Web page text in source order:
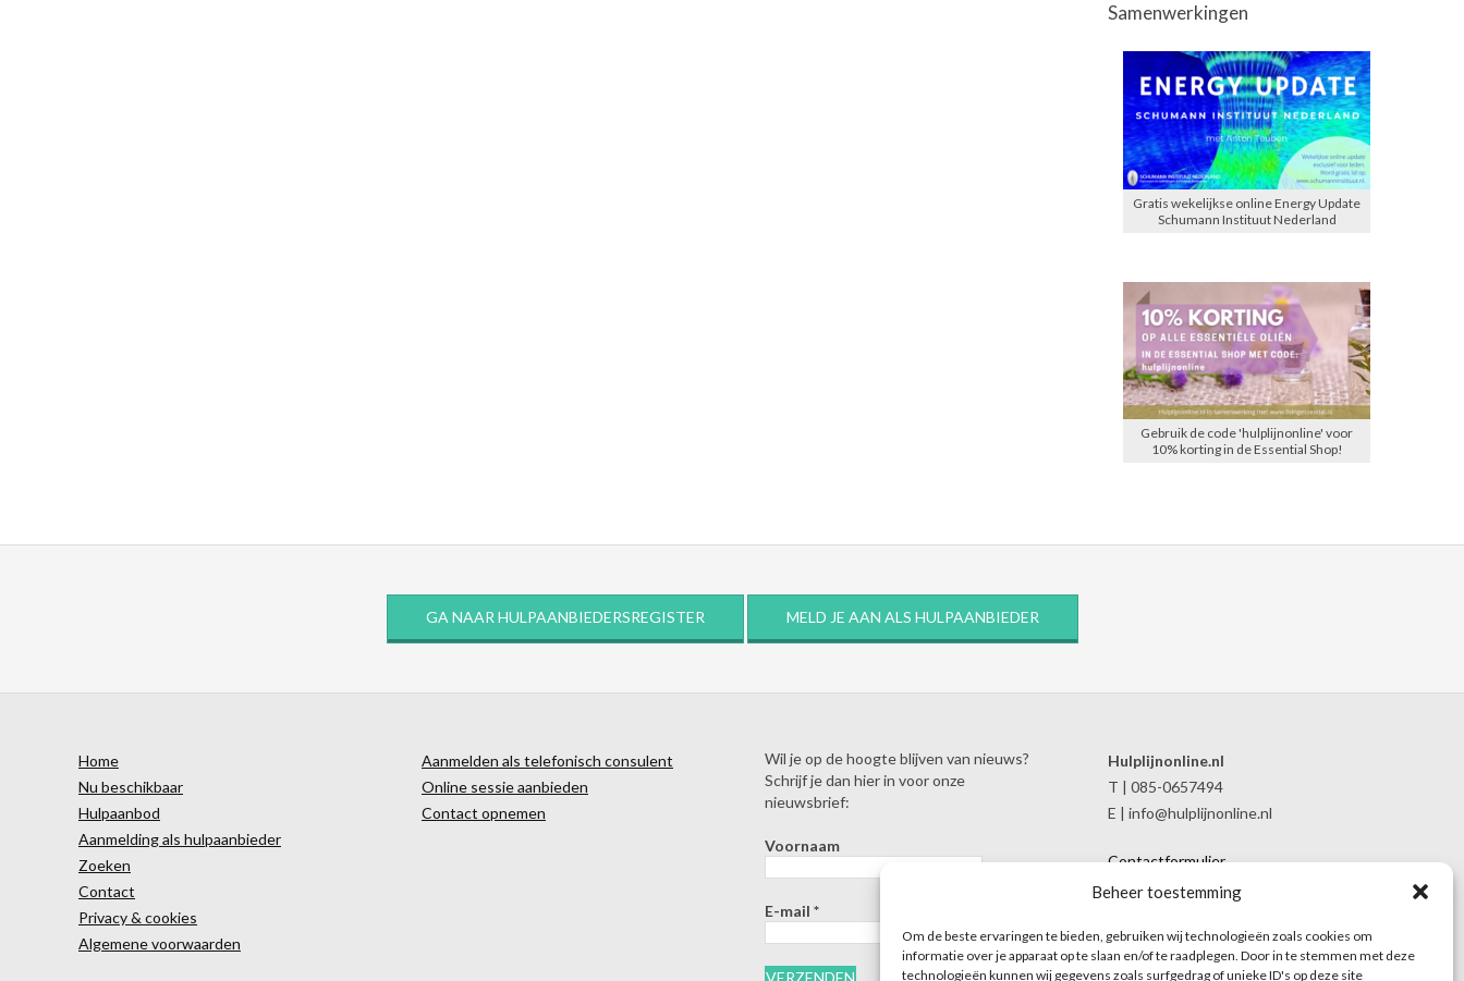
Beheer toestemming
Om de beste ervaringen te bieden, gebruiken wij technologieën zoals cookies om
informatie over je apparaat op te slaan en/of te raadplegen. Door in te stemmen met deze
technologieën kunnen wij gegevens zoals surfgedrag of unieke ID's op deze site
Samenwerkingen
Gratis wekelijkse online Energy Update
Schumann Instituut Nederland
Gebruik de code 'hulplijnonline' voor
10% korting in de Essential Shop!
GA NAAR HULPAANBIEDERSREGISTER MELD JE AAN ALS HULPAANBIEDER
Home
Nu beschikbaar
Hulpaanbod
Aanmelding als hulpaanbieder
Zoeken
Contact
Privacy & cookies
Algemene voorwaarden
Aanmelden als telefonisch consulent
Online sessie aanbieden
Contact opnemen
Wil je op de hoogte blijven van nieuws?
Schrijf je dan hier in voor onze
nieuwsbrief:
Voornaam
E-mail *
Hulplijnonline.nl
T | 085-0657494
E | info@hulplijnonline.nl
Contactformulier
Over Hulplijnonline.nl